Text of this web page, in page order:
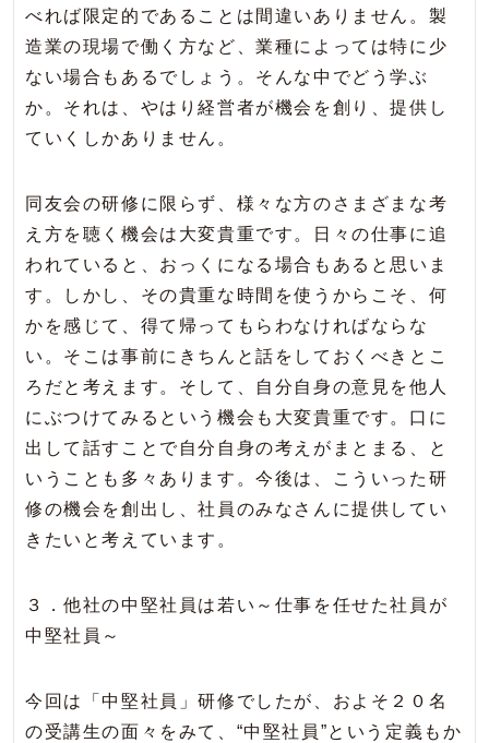
べれば限定的であることは間違いありません。製
造業の現場で働く方など、業種によっては特に少
ない場合もあるでしょう。そんな中でどう学ぶ
か。それは、やはり経営者が機会を創り、提供し
ていくしかありません。
同友会の研修に限らず、様々な方のさまざまな考
え方を聴く機会は大変貴重です。日々の仕事に追
われていると、おっくになる場合もあると思いま
す。しかし、その貴重な時間を使うからこそ、何
かを感じて、得て帰ってもらわなければならな
い。そこは事前にきちんと話をしておくべきとこ
ろだと考えます。そして、自分自身の意見を他人
にぶつけてみるという機会も大変貴重です。口に
出して話すことで自分自身の考えがまとまる、と
いうことも多々あります。今後は、こういった研
修の機会を創出し、社員のみなさんに提供してい
きたいと考えています。
３．他社の中堅社員は若い～仕事を任せた社員が
中堅社員～
今回は「中堅社員」研修でしたが、およそ２０名
の受講生の面々をみて、“中堅社員”という定義もか